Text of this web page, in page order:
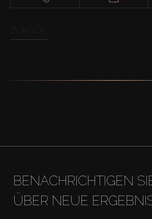
BENACHRICHTIGEN
ÜBER NEUE